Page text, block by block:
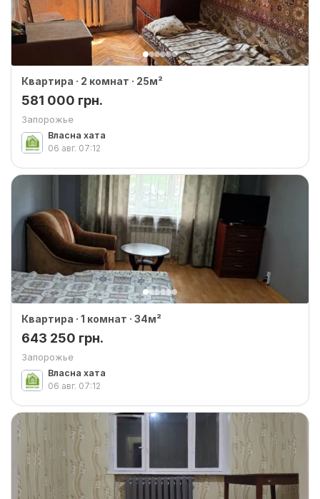
Квартира · 2 комнат · 25м²
581 000 грн.
Запорожье
Власна хата
06 авг. 07:12
Квартира · 1 комнат · 34м²
643 250 грн.
Запорожье
Власна хата
06 авг. 07:12